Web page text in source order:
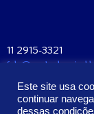
11 2915-3321
fale@santaclara.ind.br
CEP: 04225-000
Este site usa
continuar
dessas